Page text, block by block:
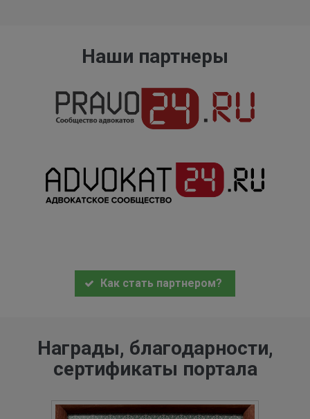
Наши партнеры
Как стать партнером?
Награды, благодарности,
сертификаты портала